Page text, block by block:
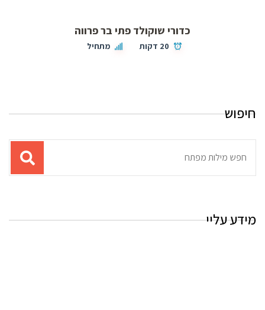
כדורי שוקולד פתי בר פרווה
20 דקות מתחיל
חיפוש
מידע עליי